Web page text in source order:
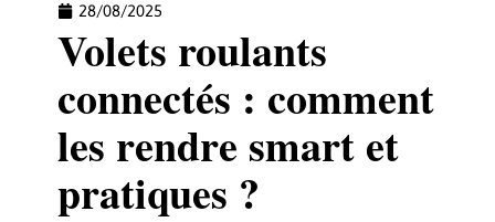
28/08/2025
Volets roulants
connectés : comment
les rendre smart et
pratiques ?